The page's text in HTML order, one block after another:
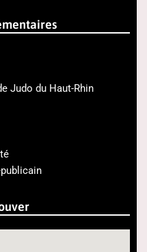
Judo du Haut-Rhin